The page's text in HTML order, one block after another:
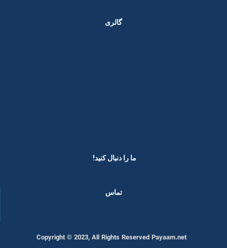
گالری
ما را دنبال کنید! ​
تماس
Copyright © 2023, All Rights Reserved Payaam.net